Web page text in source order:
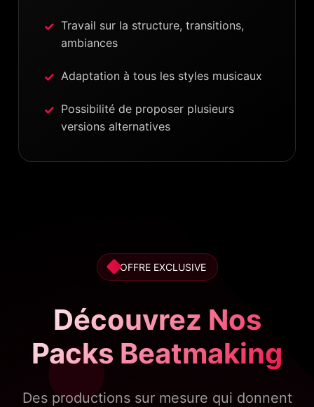
Travail sur la structure, transitions,
ambiances
Adaptation à tous les styles musicaux
Possibilité de proposer plusieurs
versions alternatives
OFFRE EXCLUSIVE
Découvrez Nos
Packs Beatmaking
Des productions sur mesure qui donnent